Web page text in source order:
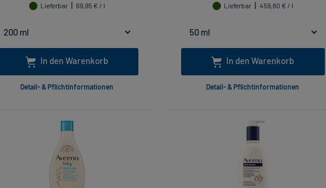
Lieferbar
69,95 € / l
In den Warenkorb
Detail- & Pflichtinformationen
Lieferbar
459,80 € / l
In den Warenkorb
Detail- & Pflichtinformationen